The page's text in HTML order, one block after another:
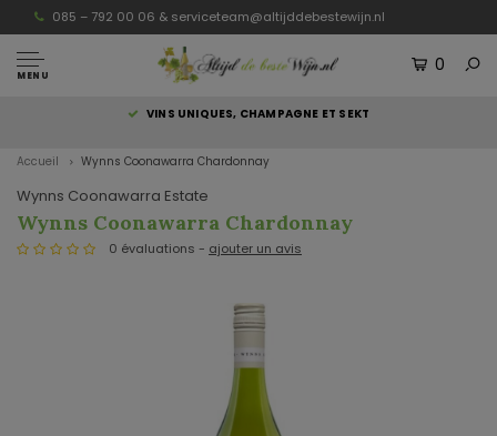
085 – 792 00 06 & serviceteam@altijddebestewijn.nl
MENU
0
VINS UNIQUES, CHAMPAGNE ET SEKT
Accueil Wynns Coonawarra Chardonnay
Wynns Coonawarra Estate
Wynns Coonawarra Chardonnay
0 évaluations - ajouter un avis